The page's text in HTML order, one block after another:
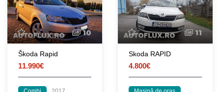
10
Škoda Rapid
11.990€
11
Skoda RAPID
4.800€